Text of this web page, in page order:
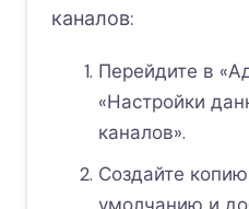
каналов:
Перейдите в
«Настройки
каналов».
Создайте